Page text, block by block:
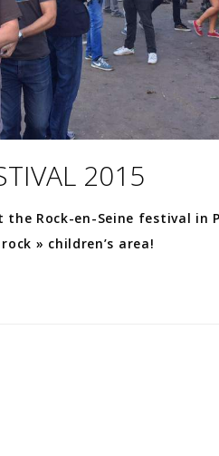
2015
Rock-en-Seine festival in
» children’s area!